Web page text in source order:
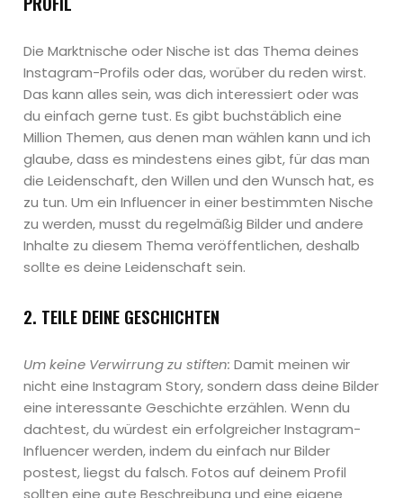
Die Marktnische oder Nische ist das Thema deines
Instagram-Profils oder das, worüber du reden wirst.
Das kann alles sein, was dich interessiert oder was
du einfach gerne tust. Es gibt buchstäblich eine
Million Themen, aus denen man wählen kann und ich
glaube, dass es mindestens eines gibt, für das man
die Leidenschaft, den Willen und den Wunsch hat, es
zu tun. Um ein Influencer in einer bestimmten Nische
zu werden, musst du regelmäßig Bilder und andere
Inhalte zu diesem Thema veröffentlichen, deshalb
sollte es deine Leidenschaft sein.
2. TEILE DEINE GESCHICHTEN
Um keine Verwirrung zu stiften: Damit meinen wir
nicht eine Instagram Story, sondern dass deine Bilder
eine interessante Geschichte erzählen. Wenn du
dachtest, du würdest ein erfolgreicher Instagram-
Influencer werden, indem du einfach nur Bilder
postest, liegst du falsch. Fotos auf deinem Profil